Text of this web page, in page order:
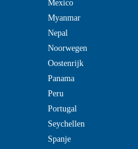
Mexico
Myanmar
Nepal
Noorwegen
Oostenrijk
Panama
Peru
Portugal
Seychellen
Spanje